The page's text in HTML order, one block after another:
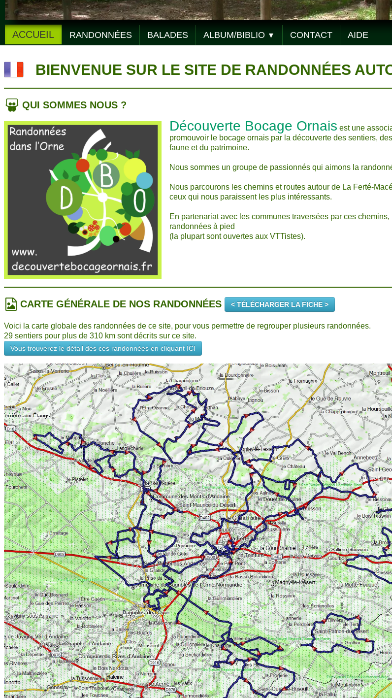
ACCUEIL RANDONNÉES BALADES ALBUM/BIBLIO ▼ CONTACT AIDE
BIENVENUE SUR LE SITE DE RANDONNÉES
QUI SOMMES NOUS ?
Découverte Bocage Ornais est une
promouvoir le bocage ornais par la découverte des sentiers,
faune et du patrimoine.
Nous sommes un groupe de passionnés qui aimons la
Nous parcourons les chemins et routes autour de La Ferté-
ceux qui nous paraissent les plus intéressants.
En partenariat avec les communes traversées par ces
randonnées à pied
(la plupart sont ouvertes aux VTTistes).
CARTE GÉNÉRALE DE NOS RANDONNÉES < TÉLÉCHARGER LA FICHE >
Voici la carte globale des randonnées de ce site, pour vous permettre de regrouper plusieurs randonnées.
29 sentiers pour plus de 310 km sont décrits sur ce site.
Vous trouverez le détail des ces randonnées en cliquant ICI